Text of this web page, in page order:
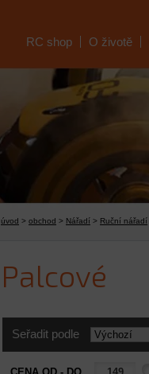
RC shop O životě
úvod > obchod > Nářadí > Ruční nářadí
Palcové
Seřadit podle